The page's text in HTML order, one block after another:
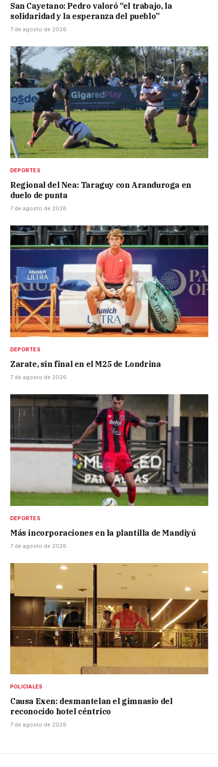
San Cayetano: Pedro valoró “el trabajo, la
solidaridad y la esperanza del pueblo”
7 de agosto de 2026
DEPORTES
Regional del Nea: Taraguy con Aranduroga en
duelo de punta
7 de agosto de 2026
DEPORTES
Zarate, sin final en el M25 de Londrina
7 de agosto de 2026
DEPORTES
Más incorporaciones en la plantilla de Mandiyú
7 de agosto de 2026
POLICIALES
Causa Exen: desmantelan el gimnasio del
reconocido hotel céntrico
7 de agosto de 2026